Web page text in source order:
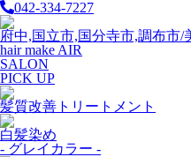
042-334-7227
府中,国立市,国分寺市,調布市/
hair make AIR
SALON
PICK UP
髪質改善トリートメント
白髪染め
- グレイカラー -